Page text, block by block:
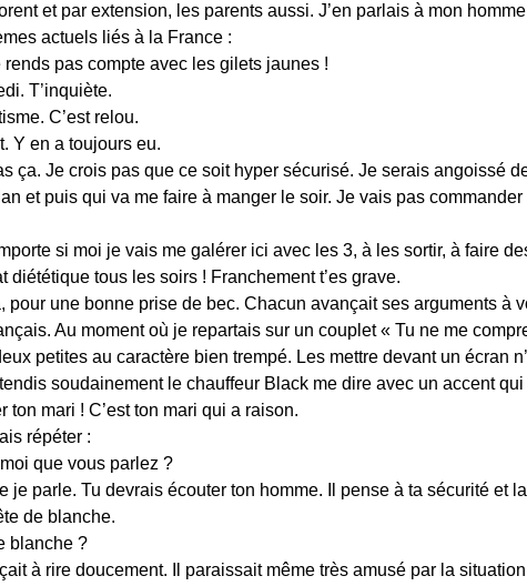
et par extension, les parents aussi. J’en parlais à mon
actuels liés à la France :
pas compte avec les gilets jaunes !
T’inquiète.
C’est relou.
Y en a toujours eu.
ça. Je crois pas que ce soit hyper sécurisé. Je serais angoissé
et puis qui va me faire à manger le soir. Je vais pas
si moi je vais me galérer ici avec les 3, à les sortir, à faire
diététique tous les soirs ! Franchement t’es grave.
pour une bonne prise de bec. Chacun avançait ses arguments à
Au moment où je repartais sur un couplet « Tu ne me
petites au caractère bien trempé. Les mettre devant un écran
soudainement le chauffeur Black me dire avec un accent
ton mari ! C’est ton mari qui a raison.
répéter :
que vous parlez ?
je parle. Tu devrais écouter ton homme. Il pense à ta sécurité et
de blanche.
blanche ?
à rire doucement. Il paraissait même très amusé par la